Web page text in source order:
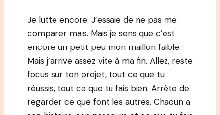
Je lutte encore. J’essaie de ne pas me
comparer mais. Mais je sens que c’est
encore un petit peu mon maillon faible.
Mais j’arrive assez vite à ma fin. Allez, reste
focus sur ton projet, tout ce que tu
réussis, tout ce que tu fais bien. Arrête de
regarder ce que font les autres. Chacun a